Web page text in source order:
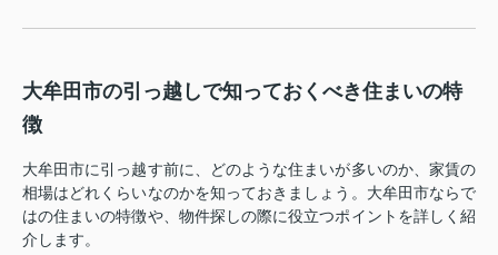
大牟田市の引っ越しで知っておくべき住まいの特
徴
大牟田市に引っ越す前に、どのような住まいが多いのか、家賃の
相場はどれくらいなのかを知っておきましょう。大牟田市ならで
はの住まいの特徴や、物件探しの際に役立つポイントを詳しく紹
介します。